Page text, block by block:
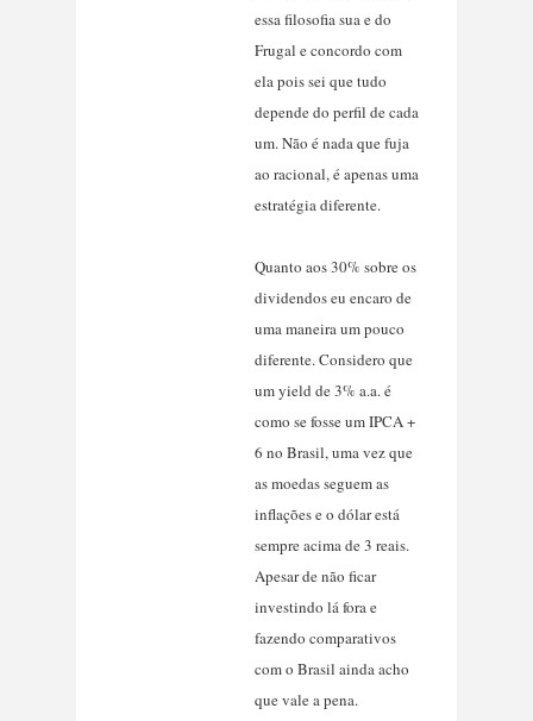
essa filosofia sua e do
Frugal e concordo com
ela pois sei que tudo
depende do perfil de cada
um. Não é nada que fuja
ao racional, é apenas uma
estratégia diferente.
Quanto aos 30% sobre os
dividendos eu encaro de
uma maneira um pouco
diferente. Considero que
um yield de 3% a.a. é
como se fosse um IPCA +
6 no Brasil, uma vez que
as moedas seguem as
inflações e o dólar está
sempre acima de 3 reais.
Apesar de não ficar
investindo lá fora e
fazendo comparativos
com o Brasil ainda acho
que vale a pena.